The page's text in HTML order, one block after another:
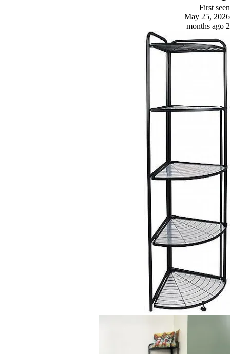
First seen
May 25, 2026
2 months ago